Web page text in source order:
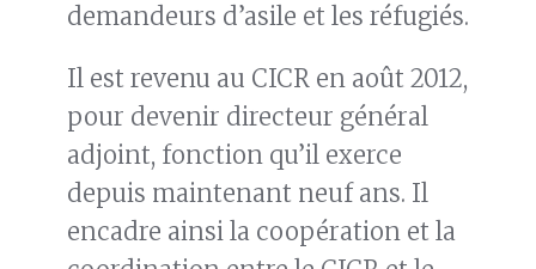
demandeurs d’asile et les réfugiés.
Il est revenu au CICR en août 2012,
pour devenir directeur général
adjoint, fonction qu’il exerce
depuis maintenant neuf ans. Il
encadre ainsi la coopération et la